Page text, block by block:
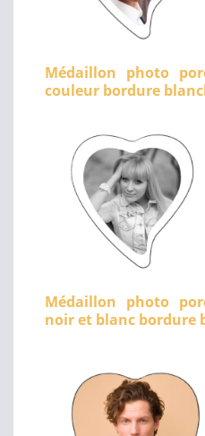
Médaillon photo
couleur bordure
Médaillon photo
noir et blanc bordure